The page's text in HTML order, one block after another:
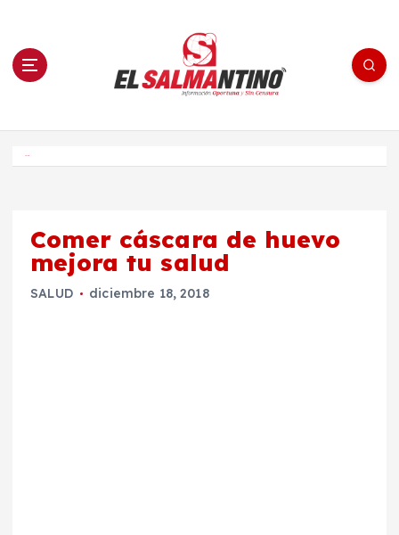
n El Salmantino - medios/noticias/editorial
Comer cáscara de huevo
mejora tu salud
SALUD diciembre 18, 2018